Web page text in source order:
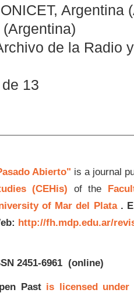
Argentina
(Argentina)
de la Radio
de 13
Abierto" is a journal
(CEHis) of the
of Mar del Plata.
http://fh.mdp.edu.ar/
2451-6961(online)
Past is licensed under